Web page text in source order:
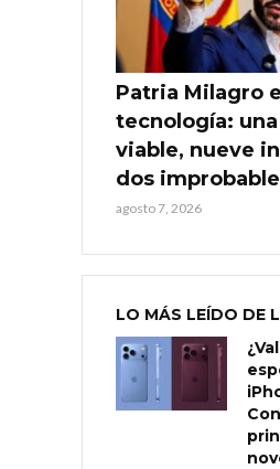
Patria Milagro
tecnología:
viable, nueve
dos
agosto 7, 2026
LO MÁS LEÍDO DE